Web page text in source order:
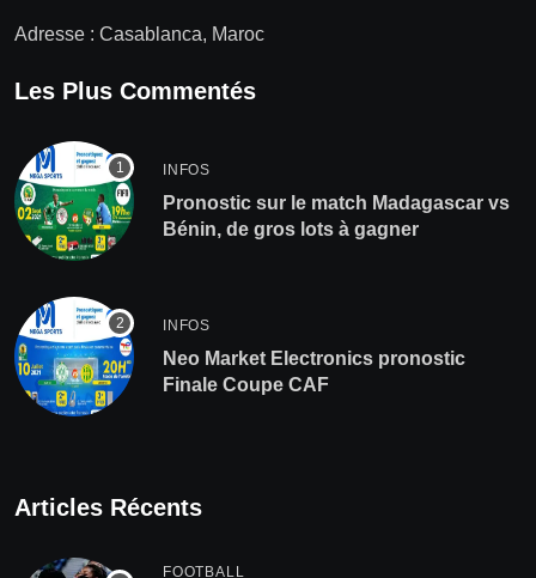
Adresse : Casablanca, Maroc
Les Plus Commentés
INFOS
Pronostic sur le match Madagascar vs
Bénin, de gros lots à gagner
INFOS
Neo Market Electronics pronostic
Finale Coupe CAF
Articles Récents
FOOTBALL